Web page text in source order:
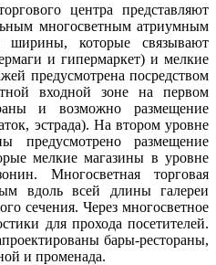
центра представляют
многосветным атриумным
ширины, которые связывают
и гипермаркет) и мелкие
предусмотрена посредством
входной зоне на первом
и возможно размещение
эстрада). На втором уровне
предусмотрено размещение
мелкие магазины в уровне
Многосветная торговая
вдоль всей длины галереи
сечения. Через многосветное
для прохода посетителей.
бары-рестораны,
и променада.